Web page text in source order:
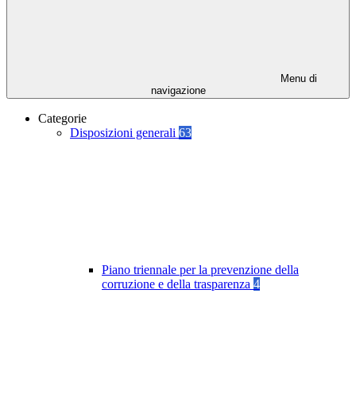
Menu di
navigazione
Categorie
Disposizioni generali 63
Piano triennale per la prevenzione della
corruzione e della trasparenza 4